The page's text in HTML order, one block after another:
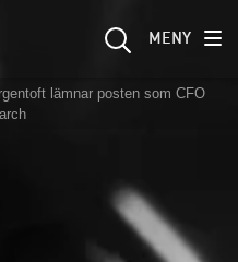
MENY
lämnar posten som CFO